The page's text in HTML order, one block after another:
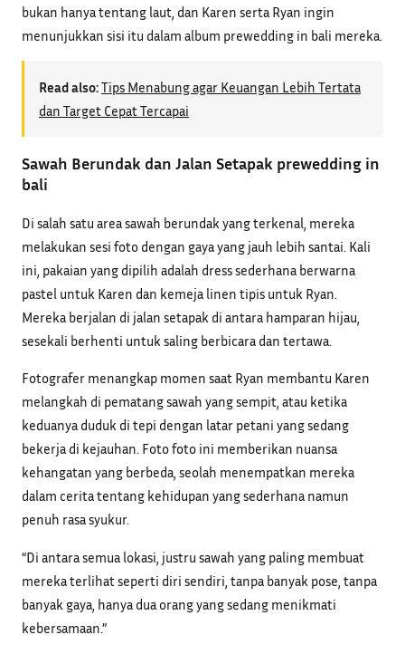
bukan hanya tentang laut, dan Karen serta Ryan ingin
menunjukkan sisi itu dalam album prewedding in bali mereka.
Read also:Tips Menabung agar Keuangan Lebih Tertata
dan Target Cepat Tercapai
Sawah Berundak dan Jalan Setapak prewedding in
bali
Di salah satu area sawah berundak yang terkenal, mereka
melakukan sesi foto dengan gaya yang jauh lebih santai. Kali
ini, pakaian yang dipilih adalah dress sederhana berwarna
pastel untuk Karen dan kemeja linen tipis untuk Ryan.
Mereka berjalan di jalan setapak di antara hamparan hijau,
sesekali berhenti untuk saling berbicara dan tertawa.
Fotografer menangkap momen saat Ryan membantu Karen
melangkah di pematang sawah yang sempit, atau ketika
keduanya duduk di tepi dengan latar petani yang sedang
bekerja di kejauhan. Foto foto ini memberikan nuansa
kehangatan yang berbeda, seolah menempatkan mereka
dalam cerita tentang kehidupan yang sederhana namun
penuh rasa syukur.
“Di antara semua lokasi, justru sawah yang paling membuat
mereka terlihat seperti diri sendiri, tanpa banyak pose, tanpa
banyak gaya, hanya dua orang yang sedang menikmati
kebersamaan.”